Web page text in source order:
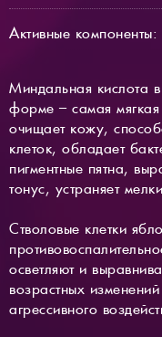
Активные компоненты:
Миндальная кислота
форме – самая
очищает кожу,
клеток, обладает
пигментные пятна,
тонус, устраняет
Стволовые клетки
осветляют и
возрастных
агрессивного